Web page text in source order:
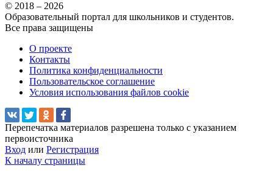
© 2018 – 2026
Образовательный портал для школьников и студентов.
Все права защищены
О проекте
Контакты
Политика конфиденциальности
Пользовательское соглашение
Условия использования файлов cookie
Перепечатка материалов разрешена только с указанием
первоисточника
Вход или Регистрация
К началу страницы